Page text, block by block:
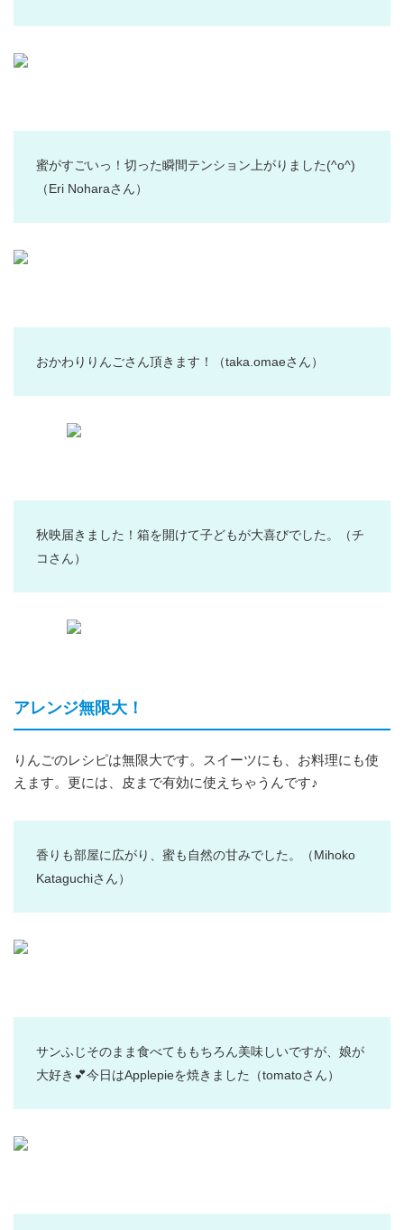
蜜がすごいっ！切った瞬間テンション上がりました(^o^)
（Eri Noharaさん）
おかわりりんごさん頂きます！ （taka.omaeさん）
秋映届きました！箱を開けて子どもが大喜びでした。
（チ
コさん）
アレンジ無限大！
りんごのレシピは無限大です。スイーツにも、お料理にも使
えます。更には、皮まで有効に使えちゃうんです♪
香りも部屋に広がり、蜜も自然の甘みでした。
（Mihoko
Kataguchiさん）
サンふじそのまま食べてももちろん美味しいですが、娘が
大好き💕今日はApplepieを焼きました
（tomatoさん）